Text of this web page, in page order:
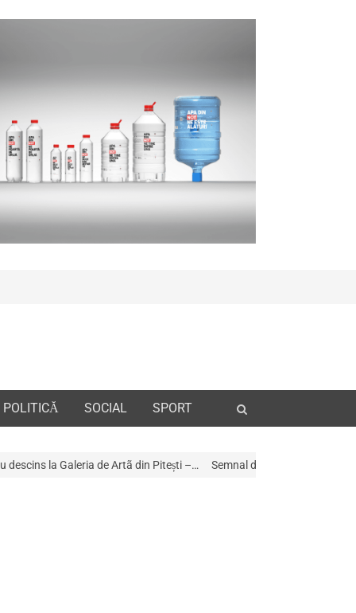
POLITICĂ SOCIAL SPORT
search
Artã din Pitești –… Semnal de alarmă în municipiul Pitești: pomii